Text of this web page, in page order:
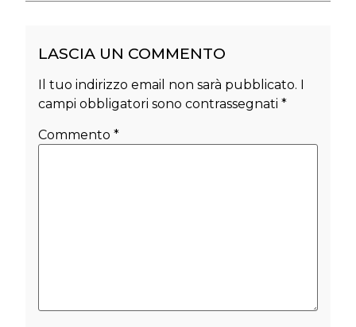
LASCIA UN COMMENTO
Il tuo indirizzo email non sarà pubblicato. I
campi obbligatori sono contrassegnati *
Commento *